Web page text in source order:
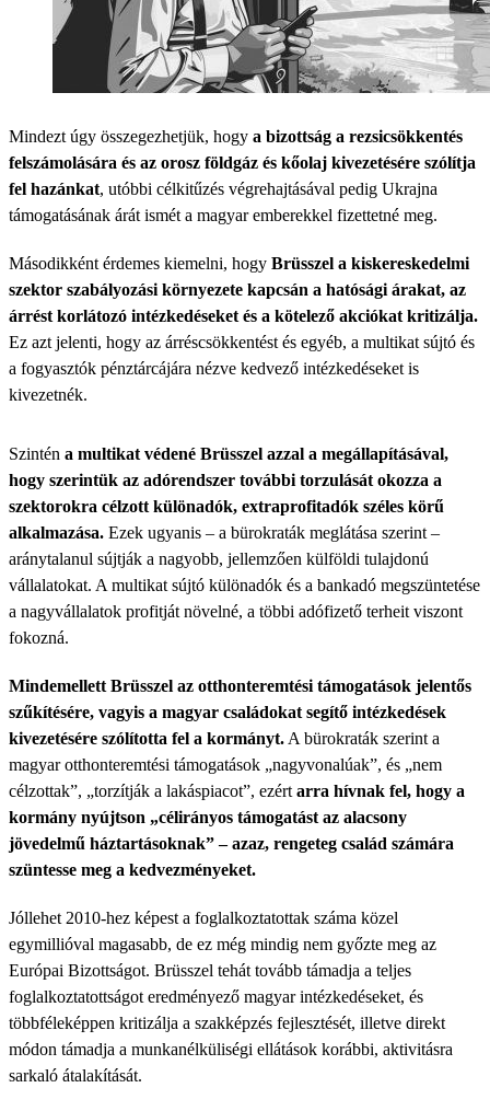
Mindezt úgy összegezhetjük, hogy a bizottság a rezsicsökkentés
felszámolására és az orosz földgáz és kőolaj kivezetésére szólítja
fel hazánkat, utóbbi célkitűzés végrehajtásával pedig Ukrajna
támogatásának árát ismét a magyar emberekkel fizettetné meg.
Másodikként érdemes kiemelni, hogy Brüsszel a kiskereskedelmi
szektor szabályozási környezete kapcsán a hatósági árakat, az
árrést korlátozó intézkedéseket és a kötelező akciókat kritizálja.
Ez azt jelenti, hogy az árréscsökkentést és egyéb, a multikat sújtó és
a fogyasztók pénztárcájára nézve kedvező intézkedéseket is
kivezetnék.
Szintén a multikat védené Brüsszel azzal a megállapításával,
hogy szerintük az adórendszer további torzulását okozza a
szektorokra célzott különadók, extraprofitadók széles körű
alkalmazása. Ezek ugyanis – a bürokraták meglátása szerint –
aránytalanul sújtják a nagyobb, jellemzően külföldi tulajdonú
vállalatokat. A multikat sújtó különadók és a bankadó megszüntetése
a nagyvállalatok profitját növelné, a többi adófizető terheit viszont
fokozná.
Mindemellett Brüsszel az otthonteremtési támogatások jelentős
szűkítésére, vagyis a magyar családokat segítő intézkedések
kivezetésére szólította fel a kormányt. A bürokraták szerint a
magyar otthonteremtési támogatások „nagyvonalúak”, és „nem
célzottak”, „torzítják a lakáspiacot”, ezért arra hívnak fel, hogy a
kormány nyújtson „célirányos támogatást az alacsony
jövedelmű háztartásoknak” – azaz, rengeteg család számára
szüntesse meg a kedvezményeket.
Jóllehet 2010-hez képest a foglalkoztatottak száma közel
egymillióval magasabb, de ez még mindig nem győzte meg az
Európai Bizottságot. Brüsszel tehát tovább támadja a teljes
foglalkoztatottságot eredményező magyar intézkedéseket, és
többféleképpen kritizálja a szakképzés fejlesztését, illetve direkt
módon támadja a munkanélküliségi ellátások korábbi, aktivitásra
sarkaló átalakítását.